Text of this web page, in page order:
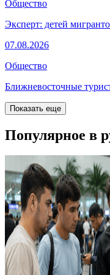
Общество
Эксперт: детей
07.08.2026
Общество
Ближневосточные
Показать еще
Популярное в